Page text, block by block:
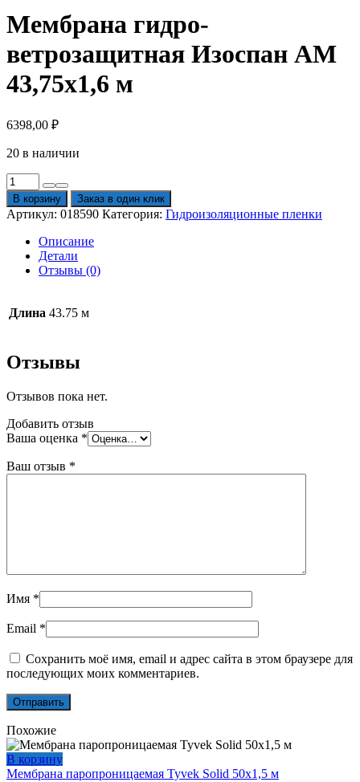
Мембрана гидро-
ветрозащитная Изоспан AМ
43,75х1,6 м
6398,00 ₽
20 в наличии
Количество
товара
Мембрана
гидро-
ветрозащитная
Изоспан
AМ
43,75х1,6
В корзину Заказ в один клик
Артикул: 018590 Категория: Гидроизоляционные пленки
Описание
Детали
Отзывы (0)
Длина 43.75 м
Отзывы
Отзывов пока нет.
Добавить отзыв
Ваша оценка *
Ваш отзыв *
Имя *
Email *
Сохранить моё имя, email и адрес сайта в этом браузере для
последующих моих комментариев.
Похожие
В корзину
Мембрана паропроницаемая Tyvek Solid 50х1,5 м